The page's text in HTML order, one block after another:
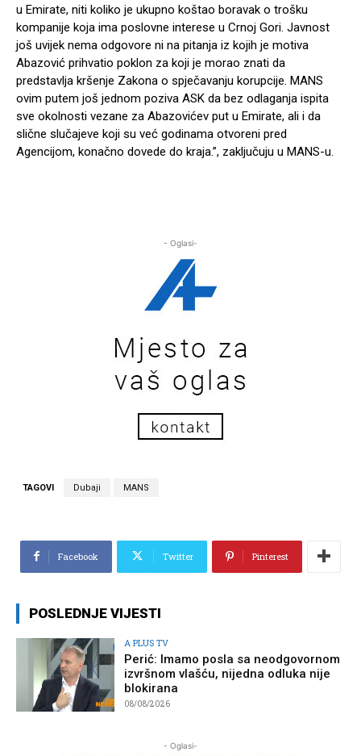
u Emirate, niti koliko je ukupno koštao boravak o trošku
kompanije koja ima poslovne interese u Crnoj Gori. Javnost
još uvijek nema odgovore ni na pitanja iz kojih je motiva
Abazović prihvatio poklon za koji je morao znati da
predstavlja kršenje Zakona o spječavanju korupcije. MANS
ovim putem još jednom poziva ASK da bez odlaganja ispita
sve okolnosti vezane za Abazovićev put u Emirate, ali i da
slične slučajeve koji su već godinama otvoreni pred
Agencijom, konačno dovede do kraja.”, zaključuju u MANS-u.
- Oglasi-
TAGOVI Dubaji MANS
Facebook Twitter Pinterest
POSLEDNJE VIJESTI
A PLUS TV
Perić: Imamo posla sa neodgovornom
izvršnom vlašću, nijedna odluka nije
blokirana
08/08/2026
- Oglasi-